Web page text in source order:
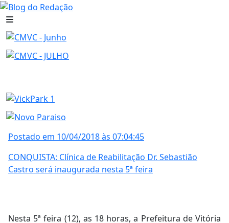
Postado em 10/04/2018 às 07:04:45
CONQUISTA: Clínica de Reabilitação Dr. Sebastião
Castro será inaugurada nesta 5ª feira
Nesta 5ª feira (12), as 18 horas, a Prefeitura de Vitória